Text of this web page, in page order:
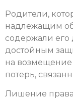
Родители,
надлежащим
содержали его
достойным
на
потерь,
Лишение права